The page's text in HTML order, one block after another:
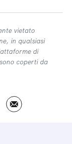
vietato
in qualsiasi
di
coperti da